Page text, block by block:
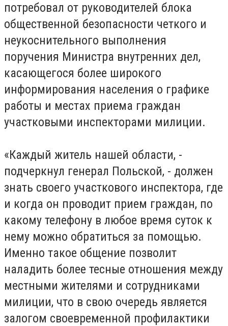
потребовал от руководителей блока
общественной безопасности четкого и
неукоснительного выполнения
поручения Министра внутренних дел,
касающегося более широкого
информирования населения о графике
работы и местах приема граждан
участковыми инспекторами милиции.
«Каждый житель нашей области, -
подчеркнул генерал Польской, - должен
знать своего участкового инспектора, где
и когда он проводит прием граждан, по
какому телефону в любое время суток к
нему можно обратиться за помощью.
Именно такое общение позволит
наладить более тесные отношения между
местными жителями и сотрудниками
милиции, что в свою очередь является
залогом своевременной профилактики